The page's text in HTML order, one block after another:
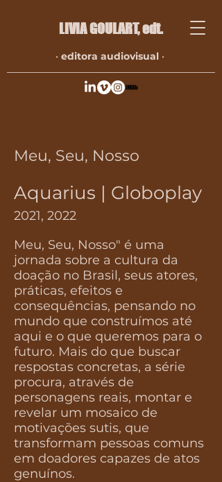
LIVIA GOULART​, edt.
• editora audiovisual •
Meu, Seu, Nosso
Aquarius | Globoplay
2021, 2022
Meu, Seu, Nosso" é uma
jornada sobre a cultura da
doação no Brasil, seus atores,
práticas, efeitos e
consequências, pensando no
mundo que construímos até
aqui e o que queremos para o
futuro. Mais do que buscar
respostas concretas, a série
procura, através de
personagens reais, montar e
revelar um mosaico de
motivações sutis, que
transformam pessoas comuns
em doadores capazes de atos
genuínos.